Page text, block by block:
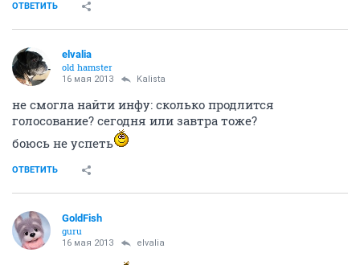
ОТВЕТИТЬ
elvalia
old hamster
16 мая 2013 Kalista
не смогла найти инфу: сколько продлится
голосование? сегодня или завтра тоже?
боюсь не успеть
ОТВЕТИТЬ
GoldFish
guru
16 мая 2013 elvalia